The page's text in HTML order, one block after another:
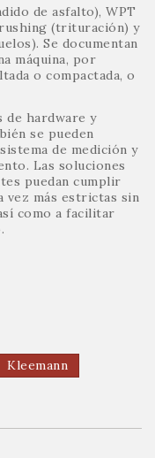
de asfalto), WPT
(trituración) y
Se documentan
máquina, por
o compactada, o
de hardware y
se pueden
de medición y
Las soluciones
puedan cumplir
vez más estrictas sin
como a facilitar
Kleemann